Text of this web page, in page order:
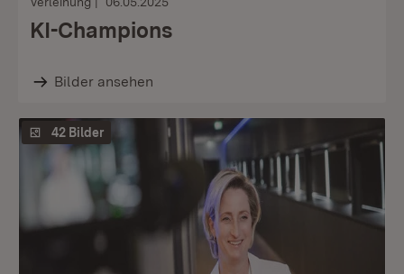
KI-Champions
Bilder ansehen
42 Bilder